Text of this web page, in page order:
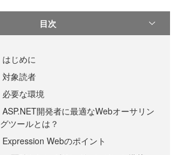
目次
はじめに
対象読者
必要な環境
ASP.NET開発者に最適なWebオーサリン
グツールとは？
Expression Webのポイント